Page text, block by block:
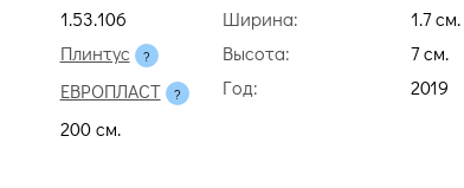
1.53.106
Плинтус
ЕВРОПЛАСТ
200 cм.
Ширина:
1.7 cм.
Высота:
7 cм.
Год:
2019